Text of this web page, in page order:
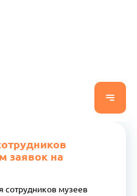
заявок на
сотрудников музеев